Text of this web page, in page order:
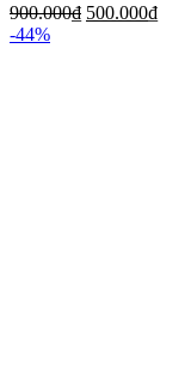
900.000₫ 500.000₫
-44%